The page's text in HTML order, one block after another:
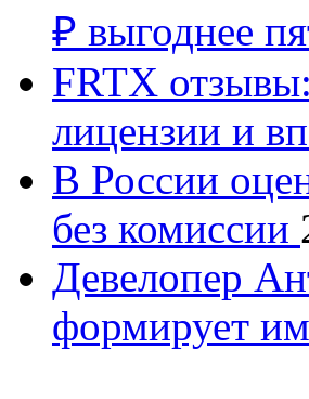
₽ выгоднее
FRTX
лицензии и
В России
без комиссии
Девелопер
формирует